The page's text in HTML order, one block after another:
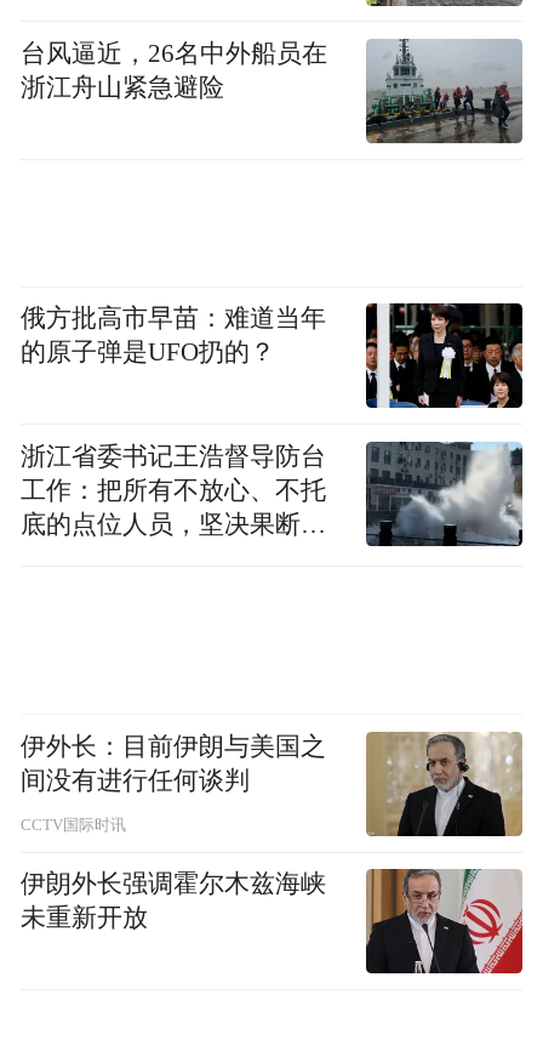
台风逼近，26名中外船员在
浙江舟山紧急避险
俄方批高市早苗：难道当年
的原子弹是UFO扔的？
浙江省委书记王浩督导防台
工作：把所有不放心、不托
底的点位人员，坚决果断转
伊外长：目前伊朗与美国之
间没有进行任何谈判
CCTV国际时讯
伊朗外长强调霍尔木兹海峡
未重新开放